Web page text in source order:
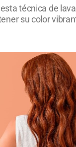
técnica de
su color